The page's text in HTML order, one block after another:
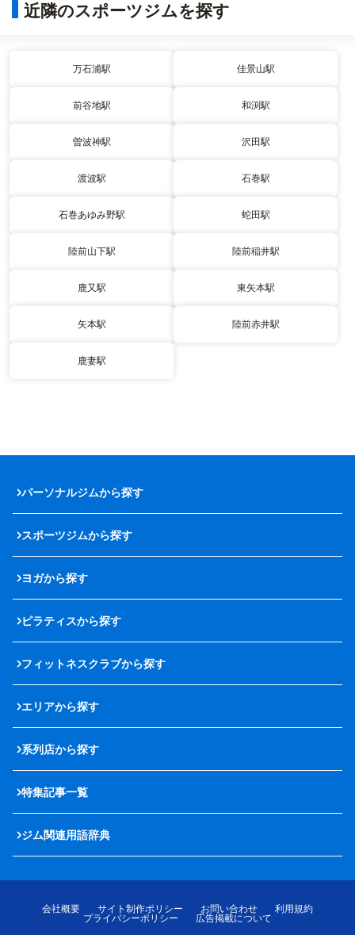
近隣のスポーツジムを探す
万石浦駅 佳景山駅
前谷地駅 和渕駅
曽波神駅 沢田駅
渡波駅 石巻駅
石巻あゆみ野駅 蛇田駅
陸前山下駅 陸前稲井駅
鹿又駅 東矢本駅
矢本駅 陸前赤井駅
鹿妻駅
パーソナルジムから探す
スポーツジムから探す
ヨガから探す
ピラティスから探す
フィットネスクラブから探す
エリアから探す
系列店から探す
特集記事一覧
ジム関連用語辞典
会社概要 サイト制作ポリシー お問い合わせ
利用規約
プライバシーポリシー
広告掲載について